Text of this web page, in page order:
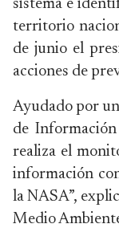
sistema e
territorio
de junio el
acciones de
Ayudado por
de
realiza el
información
la NASA”,
Medio